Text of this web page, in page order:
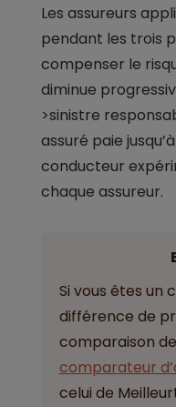
Les assureurs
pendant les trois
compenser le
diminue
>sinistre
assuré paie
conducteur
chaque assureur.
Si vous êtes un
différence de
comparaison
comparateur
celui de